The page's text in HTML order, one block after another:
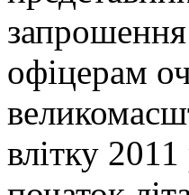
офіцерам
влітку